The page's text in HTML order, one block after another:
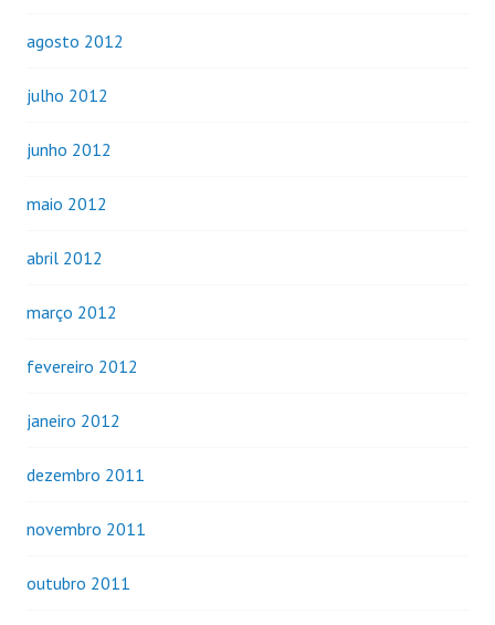
agosto 2012
julho 2012
junho 2012
maio 2012
abril 2012
março 2012
fevereiro 2012
janeiro 2012
dezembro 2011
novembro 2011
outubro 2011